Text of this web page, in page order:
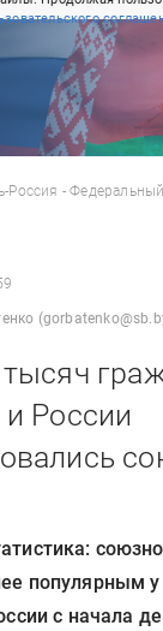
Россия -
России
популярным
с начала